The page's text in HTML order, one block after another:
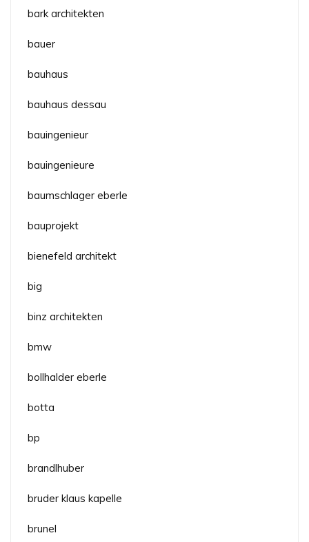
bark architekten
bauer
bauhaus
bauhaus dessau
bauingenieur
bauingenieure
baumschlager eberle
bauprojekt
bienefeld architekt
big
binz architekten
bmw
bollhalder eberle
botta
bp
brandlhuber
bruder klaus kapelle
brunel